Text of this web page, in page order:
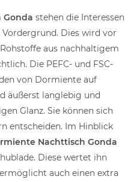
Gonda stehen die Interessen
Dies wird vor
aus nachhaltigem
Die PEFC- und FSC-
von Dormiente auf
äußerst langlebig und
Glanz. Sie können sich
entscheiden. Im Hinblick
Nachttisch Gonda
Diese wertet ihn
auch einen extra